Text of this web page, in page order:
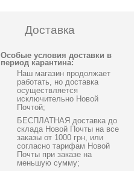
Доставка
Особые условия доставки в
период карантина:
Наш магазин продолжает
работать, но доставка
осуществляется
исключительно Новой
Почтой;
БЕСПЛАТНАЯ доставка до
склада Новой Почты на все
заказы от 1000 грн, или
согласно тарифам Новой
Почты при заказе на
меньшую сумму;